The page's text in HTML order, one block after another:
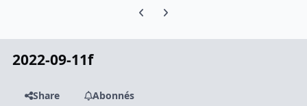
Previous carousel slide
Next carousel slide
2022-09-11f
Share
Abonnés